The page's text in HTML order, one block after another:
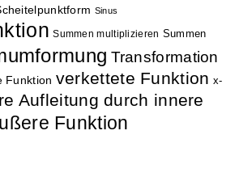
Sinus
Summen multiplizieren Summen
Transformation
Funktion verkettete Funktion x-
Aufleitung durch innere
Funktion